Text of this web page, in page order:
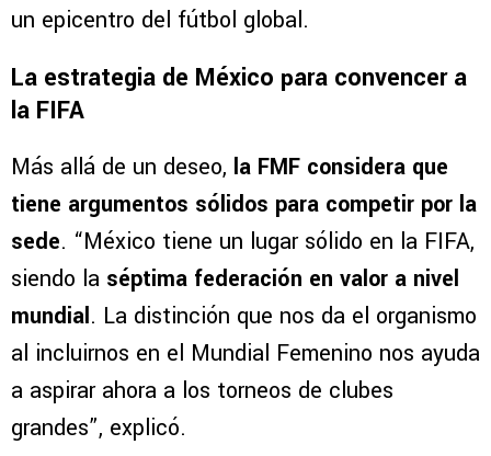
un epicentro del fútbol global.
La estrategia de México para convencer a
la FIFA
Más allá de un deseo, la FMF considera que
tiene argumentos sólidos para competir por la
sede. “México tiene un lugar sólido en la FIFA,
siendo la séptima federación en valor a nivel
mundial. La distinción que nos da el organismo
al incluirnos en el Mundial Femenino nos ayuda
a aspirar ahora a los torneos de clubes
grandes”, explicó.